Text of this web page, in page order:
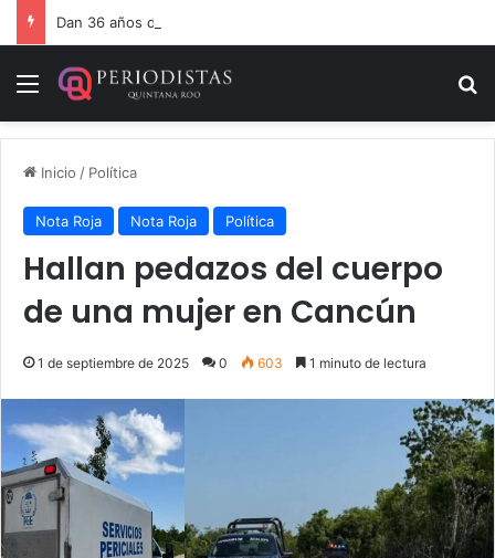
Menú
Inicio / Política
Nota Roja Nota Roja Política
Hallan pedazos del cuerpo
de una mujer en Cancún
1 de septiembre de 2025 0 603 1 minuto de lectura